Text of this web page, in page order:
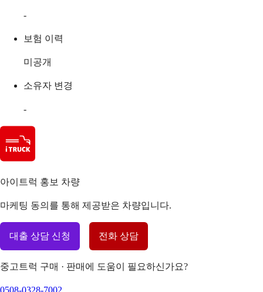
-
보험 이력
미공개
소유자 변경
-
아이트럭 홍보 차량
마케팅 동의를 통해 제공받은 차량입니다.
대출 상담 신청 전화 상담
중고트럭 구매 · 판매에 도움이 필요하신가요?
0508-0328-7002